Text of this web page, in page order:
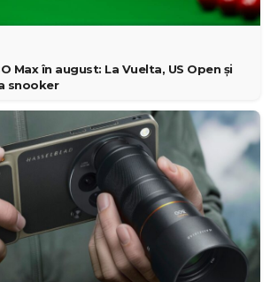
Max în august: La Vuelta, US Open și
snooker